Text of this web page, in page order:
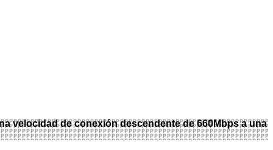
velocidad de conexión descendente de 660Mbps a una